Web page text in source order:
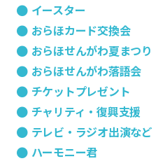
イースター
おらほカード交換会
おらほせんがわ夏まつり
おらほせんがわ落語会
チケットプレゼント
チャリティ・復興支援
テレビ・ラジオ出演など
ハーモニー君